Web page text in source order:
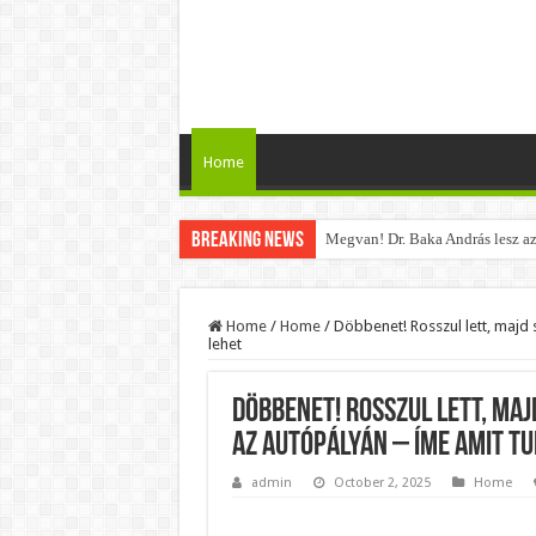
Home
Breaking News Megvan! Dr. Baka András lesz
Kisnyugdíjasoknak járó
Hatalmas Botrány a
Jön az AUGUSZTUSI pénzeső!
Home / Home / Döbbenet! Rosszul lett,
lehet
Döbbenet! Rosszul lett,
az autópályán – ÍME amit
admin October 2, 2025 Home